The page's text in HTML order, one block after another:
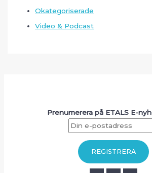
Okategoriserade
Video & Podcast
Prenumerera på ETALS E-